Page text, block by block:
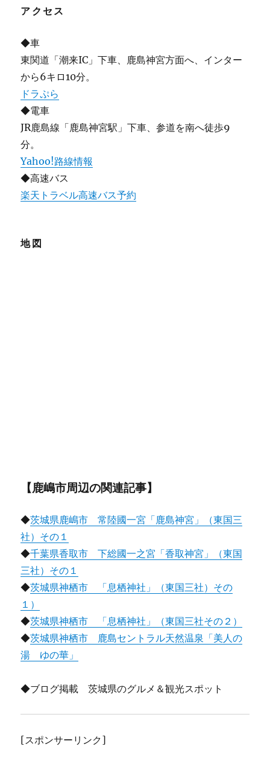
アクセス
◆車
東関道「潮来IC」下車、鹿島神宮方面へ、インター
から6キロ10分。
ドラぷら
◆電車
JR鹿島線「鹿島神宮駅」下車、参道を南へ徒歩9
分。
Yahoo!路線情報
◆高速バス
楽天トラベル高速バス予約
地図
【鹿嶋市周辺の関連記事】
◆茨城県鹿嶋市 常陸國一宮「鹿島神宮」（東国三
社）その１
◆千葉県香取市 下総國一之宮「香取神宮」（東国
三社）その１
◆茨城県神栖市 「息栖神社」（東国三社）その
１）
◆茨城県神栖市 「息栖神社」（東国三社その２）
◆茨城県神栖市 鹿島セントラル天然温泉「美人の
湯 ゆの華」
◆ブログ掲載 茨城県のグルメ＆観光スポット
[スポンサーリンク]